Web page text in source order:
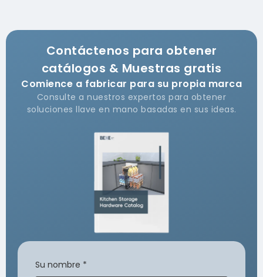
Contáctenos para obtener
catálogos & Muestras gratis
Comience a fabricar para su propia marca
Consulte a nuestros expertos para obtener
soluciones llave en mano basadas en sus ideas.
Su nombre *